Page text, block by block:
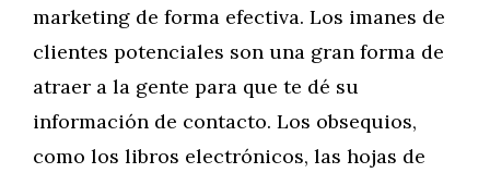
marketing de forma efectiva. Los imanes de
clientes potenciales son una gran forma de
atraer a la gente para que te dé su
información de contacto. Los obsequios,
como los libros electrónicos, las hojas de